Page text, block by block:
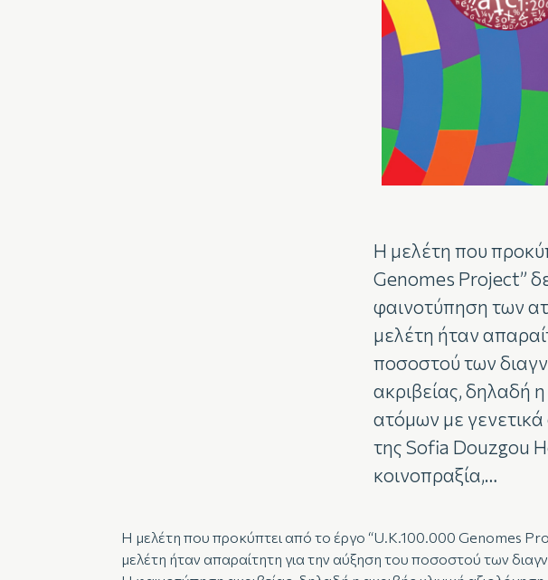
Η μελέτη που
Genomes Project”
φαινοτύπηση των
μελέτη ήταν
ποσοστού των
ακριβείας, δηλαδή
ατόμων με γενετικά
της Sofia Douzgou
κοινοπραξία,…
Η μελέτη που προκύπτει από το έργο “U.K.100.000 Genomes
μελέτη ήταν απαραίτητη για την αύξηση του ποσοστού των